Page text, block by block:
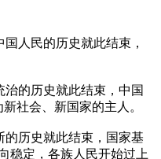
人民的历史就此结束，
的历史就此结束，中国
社会、新国家的主人。
的历史就此结束，国家基
稳定，各族人民开始过上